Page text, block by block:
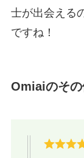
士が出会える
ですね！
Omiaiのその